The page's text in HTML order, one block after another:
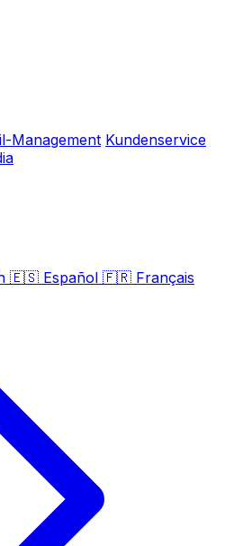
Management Kundenservice
🇪🇸 Español 🇫🇷 Français